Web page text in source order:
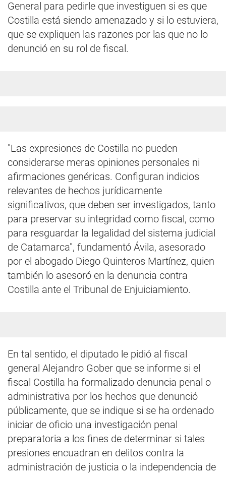
General para pedirle que investiguen si es que
Costilla está siendo amenazado y si lo estuviera,
que se expliquen las razones por las que no lo
denunció en su rol de fiscal.
"Las expresiones de Costilla no pueden
considerarse meras opiniones personales ni
afirmaciones genéricas. Configuran indicios
relevantes de hechos jurídicamente
significativos, que deben ser investigados, tanto
para preservar su integridad como fiscal, como
para resguardar la legalidad del sistema judicial
de Catamarca", fundamentó Ávila, asesorado
por el abogado Diego Quinteros Martínez, quien
también lo asesoró en la denuncia contra
Costilla ante el Tribunal de Enjuiciamiento.
En tal sentido, el diputado le pidió al fiscal
general Alejandro Gober que se informe si el
fiscal Costilla ha formalizado denuncia penal o
administrativa por los hechos que denunció
públicamente, que se indique si se ha ordenado
iniciar de oficio una investigación penal
preparatoria a los fines de determinar si tales
presiones encuadran en delitos contra la
administración de justicia o la independencia de